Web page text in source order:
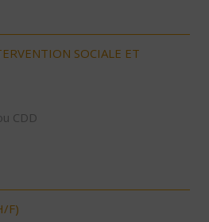
SOCIALE ET
CDD
F)